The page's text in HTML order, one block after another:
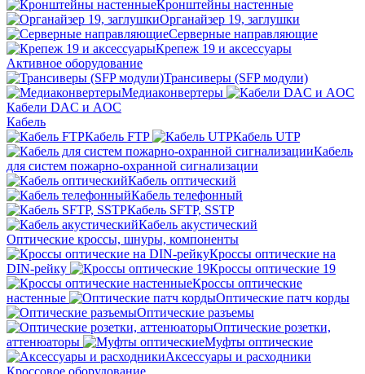
Кронштейны настенные
Органайзер 19, заглушки
Серверные направляющие
Крепеж 19 и аксессуары
Активное оборудование
Трансиверы (SFP модули)
Медиаконвертеры
Кабели DAC и AOC
Кабель
Кабель FTP
Кабель UTP
Кабель
для систем пожарно-охранной сигнализации
Кабель оптический
Кабель телефонный
Кабель SFTP, SSTP
Кабель акустический
Оптические кроссы, шнуры, компоненты
Кроссы оптические на
DIN-рейку
Кроссы оптические 19
Кроссы оптические
настенные
Оптические патч корды
Оптические разъемы
Оптические розетки,
аттенюаторы
Муфты оптические
Аксессуары и расходники
Кроссовое оборудование